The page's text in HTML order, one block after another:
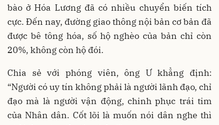
bào ở Hóa Lương đã có nhiều chuyển biến tích
cực. Đến nay, đường giao thông nội bản cơ bản đã
được bê tông hóa, số hộ nghèo của bản chỉ còn
20%, không còn hộ đói.
Chia sẻ với phóng viên, ông Ư khẳng định:
“Người có uy tín không phải là người lãnh đạo, chỉ
đạo mà là người vận động, chinh phục trái tim
của Nhân dân. Cốt lõi là muốn nói dân nghe thì